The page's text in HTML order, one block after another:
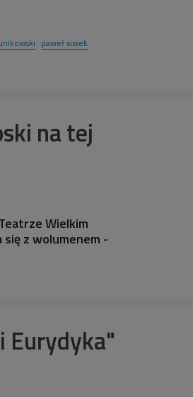
paweł siwek
na tej
Wielkim
z wolumenem -
Eurydyka"